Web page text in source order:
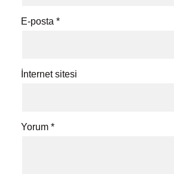
E-posta *
İnternet sitesi
Yorum *